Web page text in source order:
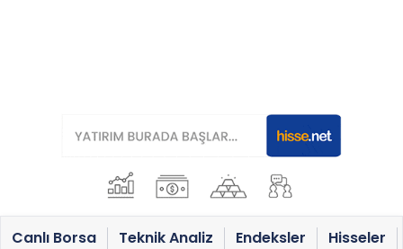
Canlı Borsa Teknik Analiz Endeksler Hisseler